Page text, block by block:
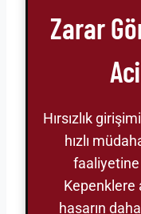
Zarar
Hırsızlık
hızlı
Kepenklere
hasarın